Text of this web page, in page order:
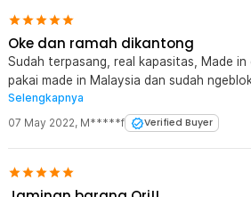
Oke dan ramah dikantong
Sudah terpasang, real kapasitas, Made in china ,yang
pakai made in Malaysia dan sudah
terisi lagi di 50% ) dan tak bisa di format
sekarang aman karna sudah garansi 10 thn
Selengkapnya
07 May 2022, M*****f Verified Buyer